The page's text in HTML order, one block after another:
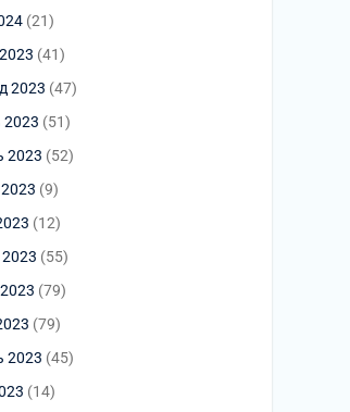
(21)
(41)
2023 (47)
2023 (51)
2023 (52)
(9)
(12)
(55)
(79)
(79)
2023 (45)
(14)